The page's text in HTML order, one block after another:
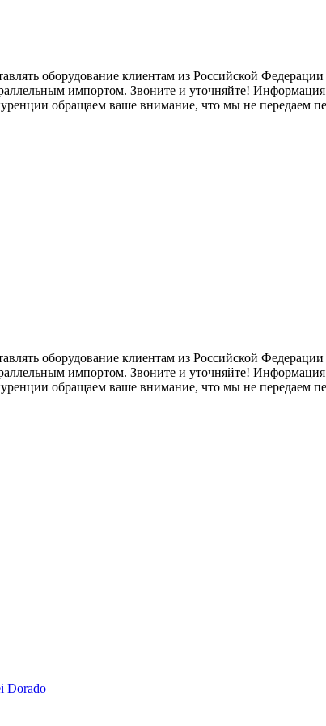
оборудование клиентам из Российской
импортом. Звоните и уточняйте!
обращаем ваше внимание, что мы не передаем
оборудование клиентам из Российской
импортом. Звоните и уточняйте!
обращаем ваше внимание, что мы не передаем
Dorado